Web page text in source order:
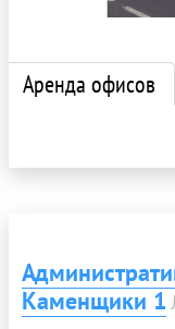
Аренда офисов
Каменщики 1